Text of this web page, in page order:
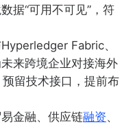
据“可用不可见”，符
Fabric、
来跨境企业对接海外
留技术接口，提前布
金融、供应链融资、